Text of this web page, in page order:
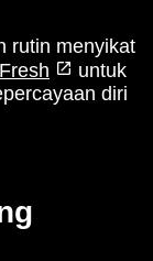
rutin menyikat
untuk
diri